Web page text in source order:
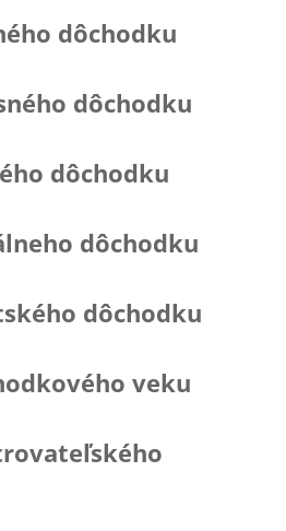
dôchodku
dôchodku
dôchodku
dôchodku
dôchodku
veku